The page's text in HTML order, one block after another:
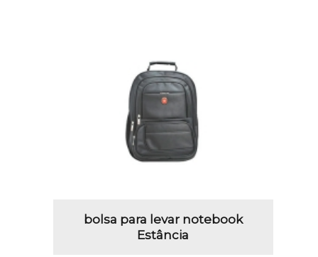
bolsa para levar notebook
Estância